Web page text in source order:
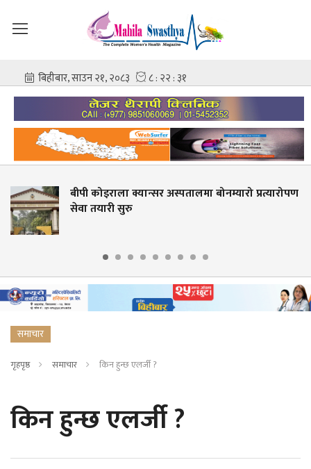
अस्पतालमा बोनम्यारो प्रत्यारोपण ज्वरो आउँदा
समाचार
गृहपृष्ठ समाचार किन हुन्छ एलर्जी ?
किन हुन्छ एलर्जी ?